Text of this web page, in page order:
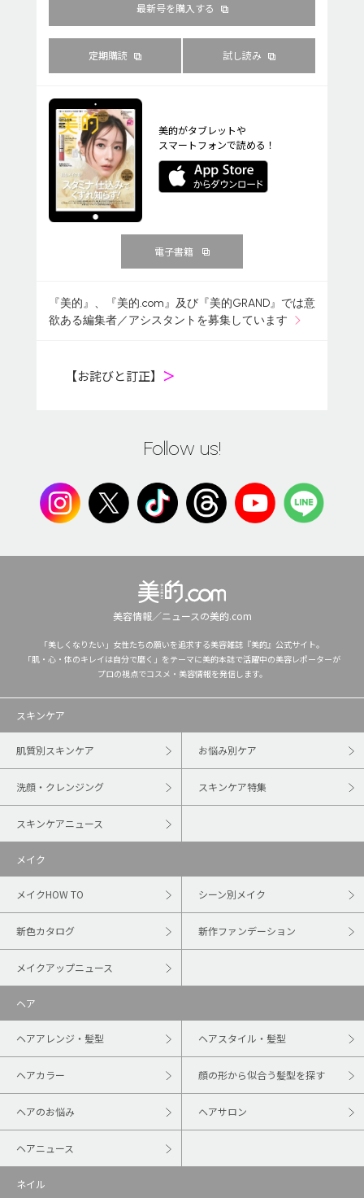
最新号を購入する
定期購読 試し読み
美的がタブレットや
スマートフォンで読める！
電子書籍
『美的』、『美的.com』及び『美的GRAND』では意
欲ある編集者／アシスタントを募集しています
【お詫びと訂正】 ＞
Follow us!
美容情報／ニュースの美的.com
「美しくなりたい」女性たちの願いを追求する美容雑誌『美的』公式サイト。
「肌・心・体のキレイは自分で磨く」をテーマに美的本誌で活躍中の美容レポーターが
プロの視点でコスメ・美容情報を発信します。
スキンケア
肌質別スキンケア お悩み別ケア
洗顔・クレンジング スキンケア特集
スキンケアニュース
メイク
メイクHOW TO シーン別メイク
新色カタログ 新作ファンデーション
メイクアップニュース
ヘア
ヘアアレンジ・髪型 ヘアスタイル・髪型
ヘアカラー 顔の形から似合う髪型を探す
ヘアのお悩み ヘアサロン
ヘアニュース
ネイル